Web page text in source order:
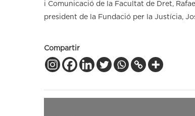
i Comunicació de la Facultat de Dret,
president de la Fundació per la Justícia,
Compartir